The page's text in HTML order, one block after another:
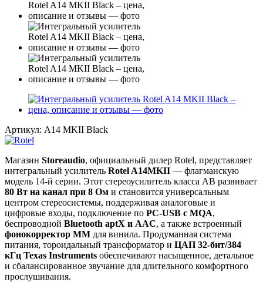
Артикул: A14 MKII Black
Магазин Storeaudio, официальный дилер Rotel, представляет
интегральный усилитель Rotel A14MKII — флагманскую
модель 14‑й серии. Этот стереоусилитель класса AB развивает
80 Вт на канал при 8 Ом и становится универсальным
центром стереосистемы, поддерживая аналоговые и
цифровые входы, подключение по PC‑USB с MQA,
беспроводной Bluetooth aptX и AAC, а также встроенный
фонокорректор MM для винила. Продуманная система
питания, тороидальный трансформатор и ЦАП 32-бит/384
кГц Texas Instruments обеспечивают насыщенное, детальное
и сбалансированное звучание для длительного комфортного
прослушивания.